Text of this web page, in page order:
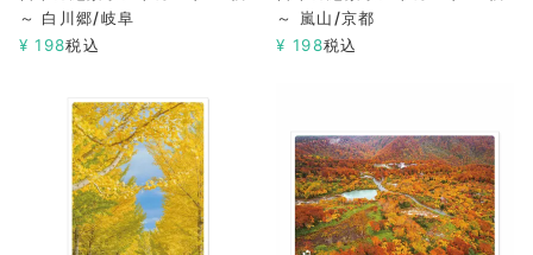
～ 白川郷/岐阜
¥ 198税込
～ 嵐山/京都
¥ 198税込